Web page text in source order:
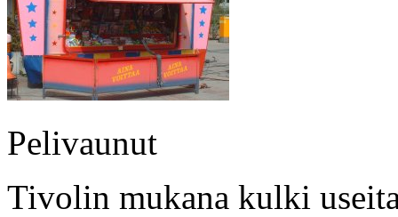
Pelivaunut
Tivolin mukana kulki